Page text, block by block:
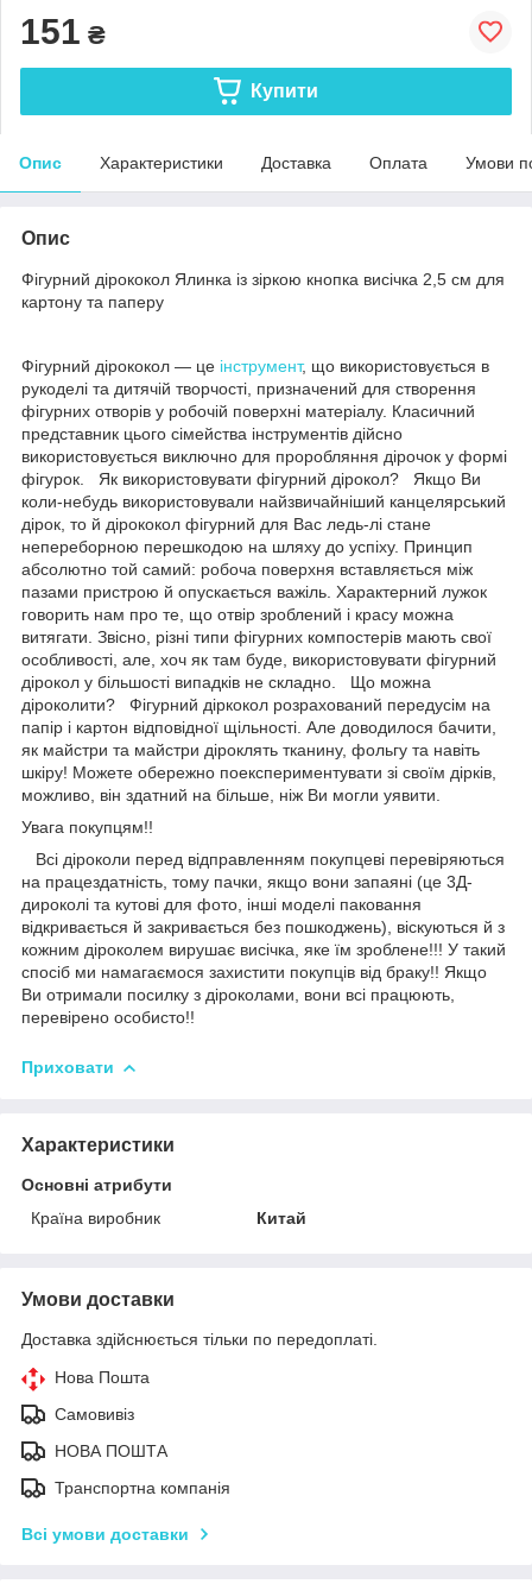
151 ₴
Купити
Опис Характеристики Доставка Оплата Умови
Опис
Фігурний дірококол Ялинка із зіркою кнопка висічка 2,5 см для
картону та паперу
Фігурний дірококол — це інструмент, що використовується в
рукоделі та дитячій творчості, призначений для створення
фігурних отворів у робочій поверхні матеріалу. Класичний
представник цього сімейства інструментів дійсно
використовується виключно для проробляння дірочок у формі
фігурок. Як використовувати фігурний дірокол? Якщо Ви
коли-небудь використовували найзвичайніший канцелярський
дірок, то й дірококол фігурний для Вас ледь-лі стане
непереборною перешкодою на шляху до успіху. Принцип
абсолютно той самий: робоча поверхня вставляється між
пазами пристрою й опускається важіль. Характерний лужок
говорить нам про те, що отвір зроблений і красу можна
витягати. Звісно, різні типи фігурних компостерів мають свої
особливості, але, хоч як там буде, використовувати фігурний
дірокол у більшості випадків не складно. Що можна
діроколити? Фігурний діркокол розрахований передусім на
папір і картон відповідної щільності. Але доводилося бачити,
як майстри та майстри діроклять тканину, фольгу та навіть
шкіру! Можете обережно поекспериментувати зі своїм дірків,
можливо, він здатний на більше, ніж Ви могли уявити.
Увага покупцям!!
Всі діроколи перед відправленням покупцеві перевіряються
на працездатність, тому пачки, якщо вони запаяні (це 3Д-
дироколі та кутові для фото, інші моделі паковання
відкривається й закривається без пошкоджень), віскуються й з
кожним діроколем вирушає висічка, яке їм зроблене!!! У такий
спосіб ми намагаємося захистити покупців від браку!! Якщо
Ви отримали посилку з діроколами, вони всі працюють,
перевірено особисто!!
Приховати
Характеристики
Основні атрибути
Країна виробник
Китай
Умови доставки
Доставка здійснюється тільки по передоплаті.
Нова Пошта
Самовивіз
НОВА ПОШТА
Транспортна компанія
Всі умови доставки